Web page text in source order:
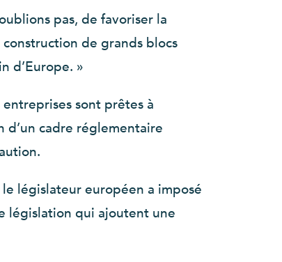
pas, de favoriser la
de grands blocs
d’Europe. »
sont prêtes à
cadre réglementaire
législateur européen a imposé
législation qui ajoutent une